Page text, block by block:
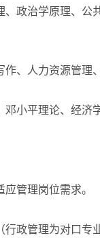
政治学原理、公
、人力资源管理、
小平理论、经济学
管理岗位需求。
政管理为对口专业